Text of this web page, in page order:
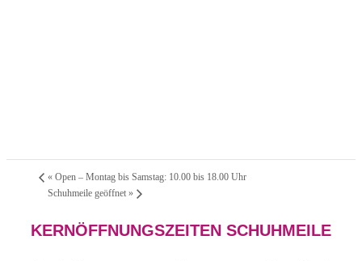
« Open – Montag bis Samstag: 10.00 bis 18.00 Uhr
Schuhmeile geöffnet »
KERNÖFFNUNGSZEITEN SCHUHMEILE